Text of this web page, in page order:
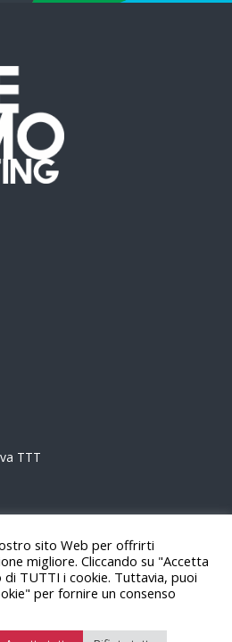
TTT
sito Web per offrirti
migliore. Cliccando su "Accetta
TUTTI i cookie. Tuttavia, puoi
per fornire un consenso